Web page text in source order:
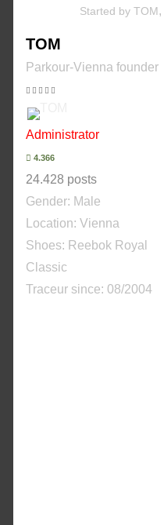
Started by TOM,
TOM
Parkour-Vienna founder
Administrator
4.366
24.428 posts
Gender: Male
Location: Vienna
Shoes: Reebok Royal
Classic
Traceur since: 08/2004